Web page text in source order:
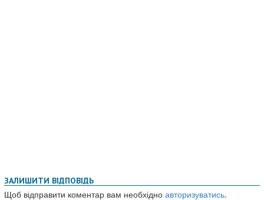
ЗАЛИШИТИ ВІДПОВІДЬ
Щоб відправити коментар вам необхідно авторизуватись.